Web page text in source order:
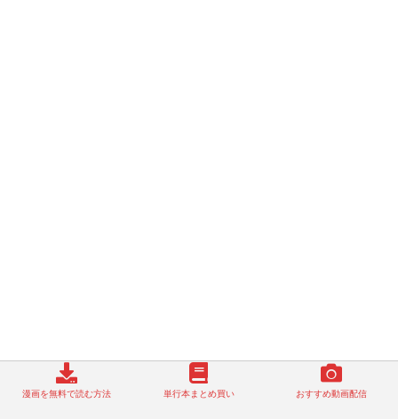
漫画を無料で読む方法 単行本まとめ買い おすすめ動画配信